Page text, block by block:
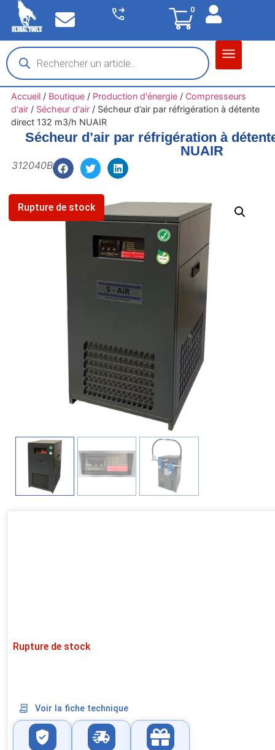
0
Accueil/ Boutique/ Production d'énergie/ Compresseurs
d'air/ Sécheur d'air/ Sécheur d’air par réfrigération à détente
direct 132 m3/h NUAIR
Rupture de stock
Sécheur d’air par réfrigération à
NUAIR
312040B
Rupture de stock
Voir la fiche technique